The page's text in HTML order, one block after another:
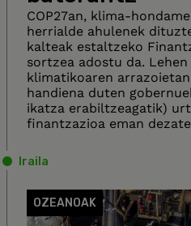
COP27an, klima-
herrialde ahulenek
kalteak estaltzeko
sortzea adostu da.
klimatikoaren
handiena duten
ikatza erabiltzeagatik)
finantzazioa eman
Iraila
OZEANOAK